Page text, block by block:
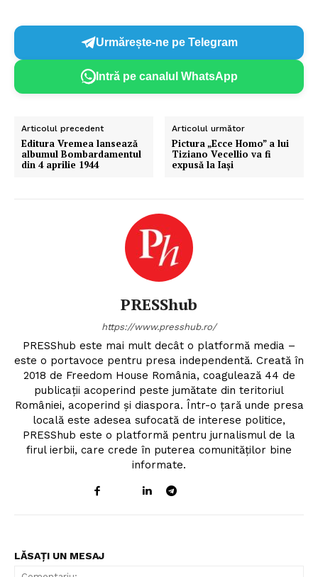
Urmărește-ne pe Telegram
Intră pe canalul WhatsApp
Articolul precedent
Editura Vremea lansează
albumul Bombardamentul
din 4 aprilie 1944
Articolul următor
Pictura „Ecce Homo” a lui
Tiziano Vecellio va fi
expusă la Iași
PRESShub
https://www.presshub.ro/
PRESShub este mai mult decât o platformă media –
este o portavoce pentru presa independentă. Creată în
2018 de Freedom House România, coagulează 44 de
publicații acoperind peste jumătate din teritoriul
României, acoperind și diaspora. Într-o țară unde presa
locală este adesea sufocată de interese politice,
PRESShub este o platformă pentru jurnalismul de la
firul ierbii, care crede în puterea comunităților bine
informate.
LĂSAȚI UN MESAJ